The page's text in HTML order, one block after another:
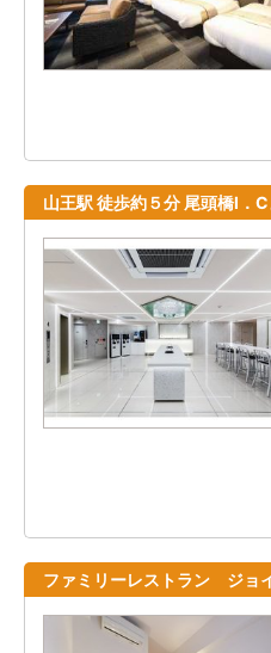
山王駅 徒歩約５分 尾頭橋I．
ファミリーレストラン ジョ